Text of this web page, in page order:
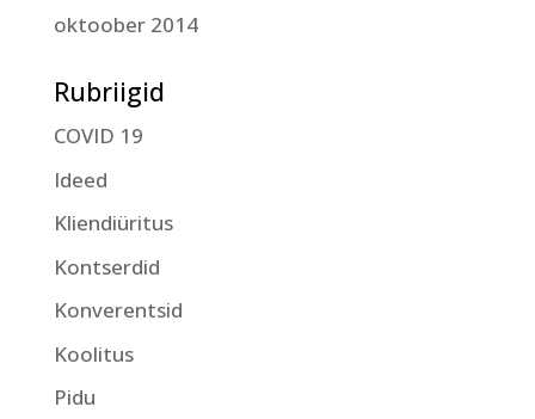
oktoober 2014
Rubriigid
COVID 19
Ideed
Kliendiüritus
Kontserdid
Konverentsid
Koolitus
Pidu